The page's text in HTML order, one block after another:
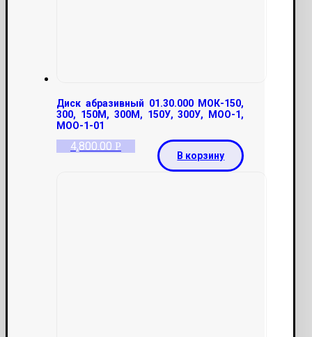
Диск абразивный 01.30.000 МОК-150,
300, 150М, 300М, 150У, 300У, МОО-1,
МОО-1-01
4,800.00 Р
В корзину